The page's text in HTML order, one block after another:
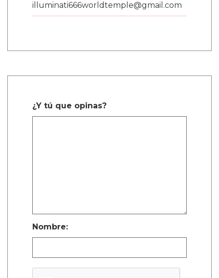
illuminati666worldtemple@gmail.com
¿Y tú que opinas?
Nombre: